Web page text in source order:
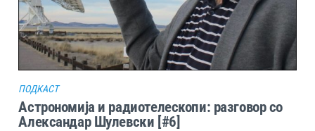
ПОДКАСТ
Астрономија и радиотелескопи: разговор со
Александар Шулевски [#6]